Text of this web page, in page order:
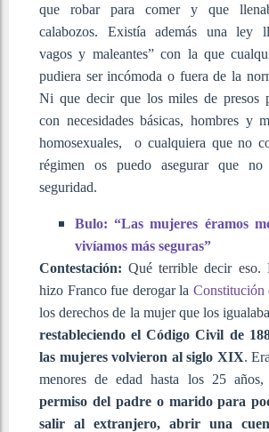
que robar para comer y que
calabozos. Existía además una ley
vagos y maleantes” con la que
pudiera ser incómoda o fuera de la
Ni que decir que los miles de presos
con necesidades básicas, hombres y
homosexuales, o cualquiera que no
régimen os puedo asegurar que no
seguridad.
Bulo: “Las mujeres éramos
vivíamos más seguras”
Contestación: Qué terrible decir eso.
hizo Franco fue derogar la Constitución
los derechos de la mujer que los
restableciendo el Código Civil de
las mujeres volvieron al siglo XIX.
menores de edad hasta los 25 años,
permiso del padre o marido para
salir al extranjero, abrir una